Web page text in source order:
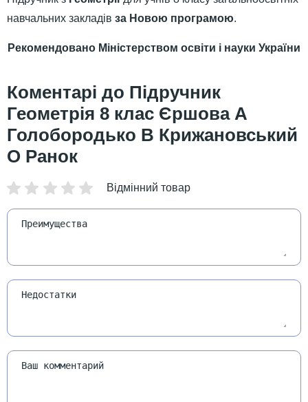
навчальних закладів за Новою програмою.
Рекомендовано Міністерством освіти і науки України
Підручник
Геометрія 8 клас Єршова А
Голобородько В Крижановський
О Ранок